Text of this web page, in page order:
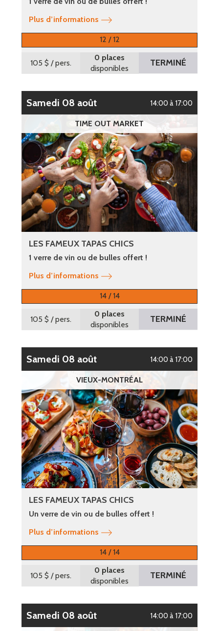
Plus d’informations
12 / 12
105 $ / pers.
0 places
disponibles
TERMINÉ
samedi 08 août 14:00 à 17:00
TIME OUT MARKET
LES FAMEUX TAPAS CHICS
1 verre de vin ou de bulles offert !
Plus d’informations
14 / 14
105 $ / pers.
0 places
disponibles
TERMINÉ
samedi 08 août 14:00 à 17:00
VIEUX-MONTRÉAL
LES FAMEUX TAPAS CHICS
Un verre de vin ou de bulles offert !
Plus d’informations
14 / 14
105 $ / pers.
0 places
disponibles
TERMINÉ
samedi 08 août 14:00 à 17:00